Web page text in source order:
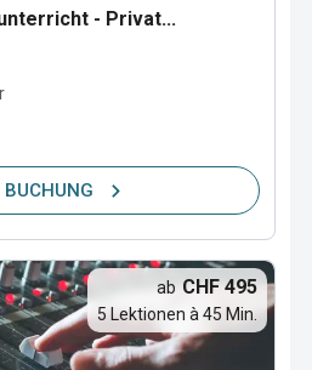
- Privat...
BUCHUNG
ab CHF 495
5 Lektionen à 45 Min.